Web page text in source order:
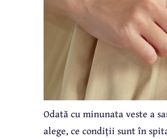
Odată cu minunata veste a
alege, ce condiții sunt în